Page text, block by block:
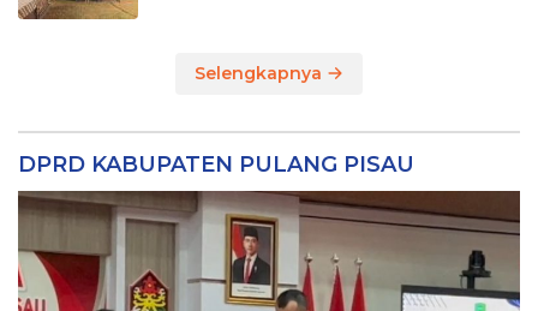
Selengkapnya
DPRD KABUPATEN PULANG PISAU